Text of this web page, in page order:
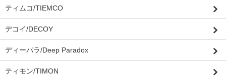
ティムコ/TIEMCO
デコイ/DECOY
ディーパラ/Deep Paradox
ティモン/TIMON